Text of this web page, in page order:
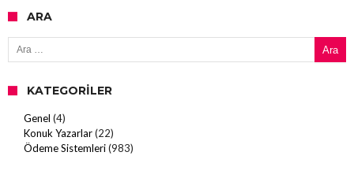
ARA
Arama:
KATEGORILER
Genel (4)
Konuk Yazarlar(22)
Ödeme Sistemleri(983)